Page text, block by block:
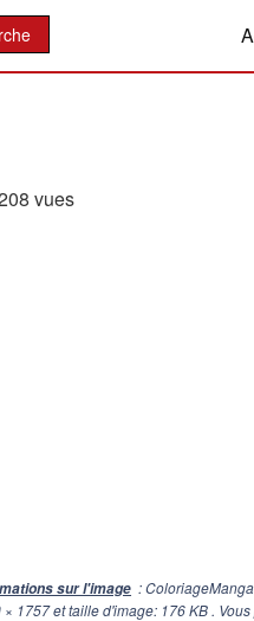
vues
sur l'image :
× 1757et taille d'image: 176 KB .